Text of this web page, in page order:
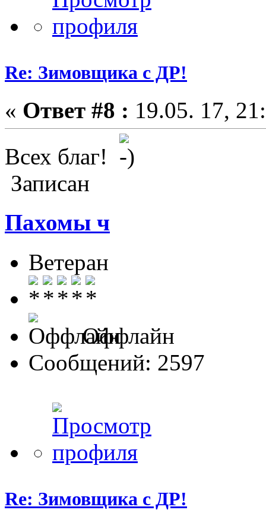
Re: Зимовщика с ДР!
« Ответ #8 : 19.05. 17,
Всех благ!
Записан
Пахомы ч
Ветеран
Оффлайн
Сообщений: 2597
Re: Зимовщика с ДР!